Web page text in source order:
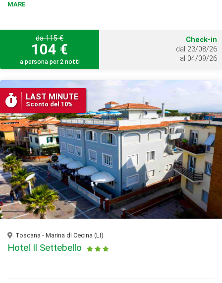
MARE
da 115 €
104 €
a persona per 2 notti
Check-in
dal 23/08/26
al 04/09/26
LAST MINUTE
Sconto del 10%
Toscana - Marina di Cecina (LI)
Hotel Il Settebello